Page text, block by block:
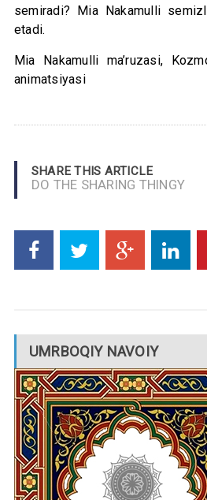
semiradi? Mia Nakamulli
etadi.
Mia Nakamulli ma’ruzasi,
animatsiyasi
SHARE THIS ARTICLE
DO THE SHARING THINGY
UMRBOQIY NAVOIY